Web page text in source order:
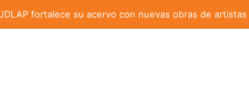
fortalece su acervo con nuevas obras de